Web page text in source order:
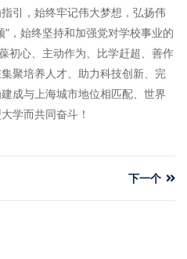
引，始终牢记伟大梦想，弘扬伟
，始终坚持和加强党对学校事业的
初心、主动作为、比学赶超、善作
聚培养人才、助力科技创新、完
成与上海城市地位相匹配、世界
学而共同奋斗！
下一个